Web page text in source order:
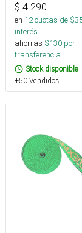
$ 4.290
en 12cuotas de $
interés
ahorras $130 por
transferencia.
Stock disponible
+50 Vendidos